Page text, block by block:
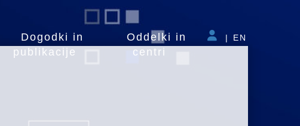
Dogodki in
publikacije
Oddelki in
centri
| EN